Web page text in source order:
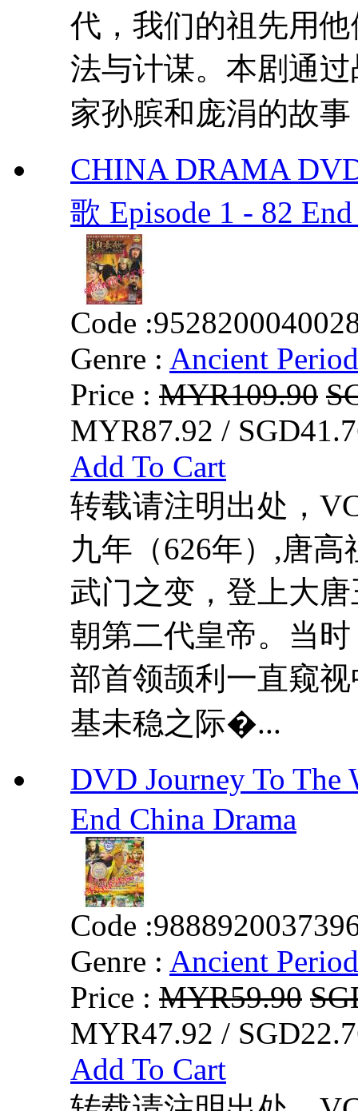
代，我们的祖先用
法与计谋。本剧通
家孙膑和庞涓的故
CHINA DRAMA
歌 Episode 1 - 82
Code :
Genre : Ancient Period
Price : MYR109.90
MYR87.92 /
Add To Cart
转载请注明出处，
九年（626年）,唐
武门之变，登上大
朝第二代皇帝。当
部首领颉利一直窥
基未稳之际�...
DVD Journey To The
End China Drama
Code :
Genre : Ancient Period
Price : MYR59.90
MYR47.92 /
Add To Cart